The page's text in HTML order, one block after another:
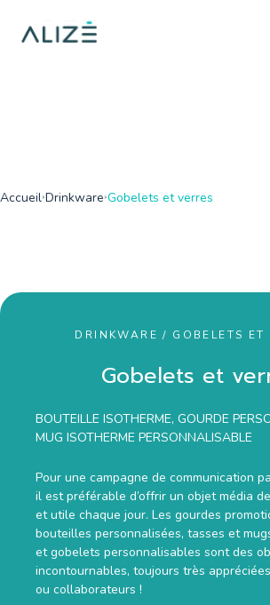
on line137
Accueil Drinkware Gobelets et verres
DRINKWARE / GOBELETS ET
Gobelets et
BOUTEILLE ISOTHERME, GOURDE
MUG ISOTHERME PERSONNALISABLE
Pour une campagne de communication
il est préférable d’offrir un objet média
et utile chaque jour. Les gourdes
bouteilles personnalisées, tasses et
et gobelets personnalisables sont des
incontournables, toujours très
ou collaborateurs !